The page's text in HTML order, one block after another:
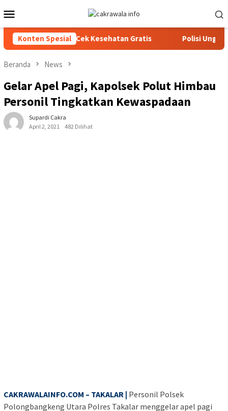
ke
kontenMobile
Konten Spesial
dan Cek Kesehatan Gratis Polisi Ungkap
Beranda News
Gelar Apel Pagi, Kapolsek Polut Himbau
Personil Tingkatkan Kewaspadaan
Supardi Cakra
April 2, 2021
482 Dilihat
CAKRAWALAINFO.COM – TAKALAR | Personil Polsek
Polongbangkeng Utara Polres Takalar menggelar apel pagi